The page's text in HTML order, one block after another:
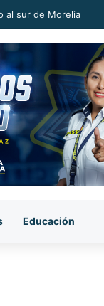
a Madres y Padres
Educación